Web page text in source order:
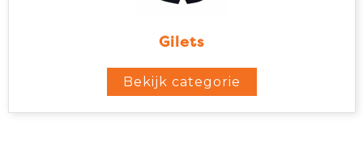
Gilets
Bekijk categorie